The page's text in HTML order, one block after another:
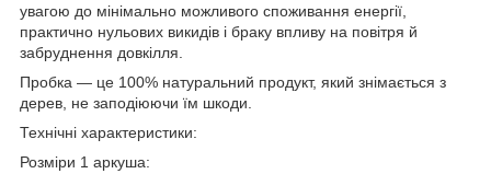
увагою до мінімально можливого споживання енергії,
практично нульових викидів і браку впливу на повітря й
забруднення довкілля.
Пробка — це 100% натуральний продукт, який знімається з
дерев, не заподіюючи їм шкоди.
Технічні характеристики:
Розміри 1 аркуша: